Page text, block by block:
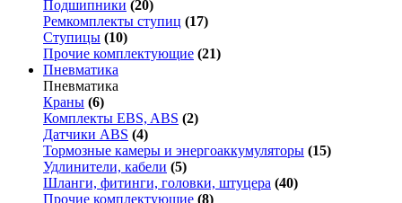
Подшипники (20)
Ремкомплекты ступиц (17)
Ступицы (10)
Прочие комплектующие (21)
Пневматика
Пневматика
Краны (6)
Комплекты EBS, ABS (2)
Датчики ABS (4)
Тормозные камеры и энергоаккумуляторы (15)
Удлинители, кабели (5)
Шланги, фитинги, головки, штуцера (40)
Прочие комплектующие (8)